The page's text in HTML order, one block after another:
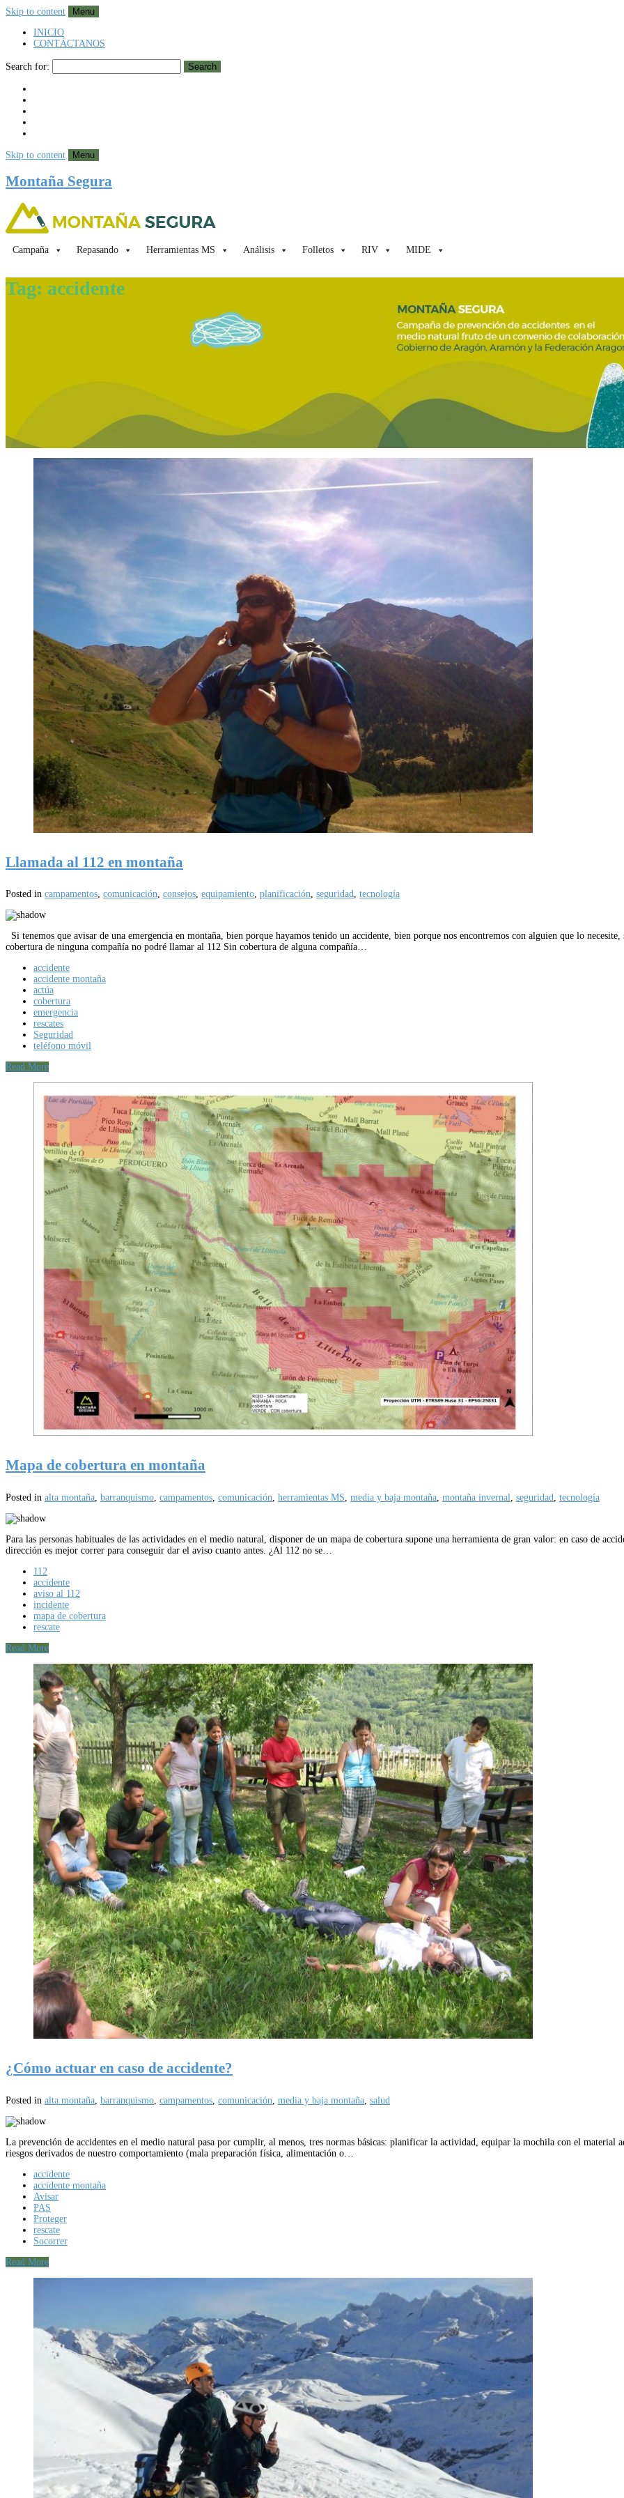
Skip to content
Menu
INICIO
CONTÁCTANOS
Search for: Search
Skip to content Menu
Montaña Segura
Campaña Repasando Herramientas MS Análisis Folletos RIV MIDE
Tag: accidente
Llamada al 112 en montaña
Posted in campamentos, comunicación, consejos, equipamiento, planificación, seguridad, tecnología
Si tenemos que avisar de una emergencia en montaña, bien porque hayamos tenido un accidente, bien porque nos encontremos con alguien que lo
cobertura de ninguna compañía no podré llamar al 112 Sin cobertura de alguna compañía…
accidente
accidente montaña
actúa
cobertura
emergencia
rescates
Seguridad
teléfono móvil
Read More
Mapa de cobertura en montaña
Posted in alta montaña, barranquismo, campamentos, comunicación, herramientas MS, media y baja montaña, montaña invernal, seguridad, tecnología
Para las personas habituales de las actividades en el medio natural, disponer de un mapa de cobertura supone una herramienta de gran valor: en caso de
dirección es mejor correr para conseguir dar el aviso cuanto antes. ¿Al 112 no se…
112
accidente
aviso al 112
incidente
mapa de cobertura
rescate
Read More
¿Cómo actuar en caso de accidente?
Posted in alta montaña, barranquismo, campamentos, comunicación, media y baja montaña, salud
La prevención de accidentes en el medio natural pasa por cumplir, al menos, tres normas básicas: planificar la actividad, equipar la mochila con el material
riesgos derivados de nuestro comportamiento (mala preparación física, alimentación o…
accidente
accidente montaña
Avisar
PAS
Proteger
rescate
Socorrer
Read More